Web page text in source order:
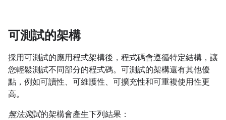
可測試的架構
採用可測試的應用程式架構後，程式碼會遵循特定結構，讓
您輕鬆測試不同部分的程式碼。可測試的架構還有其他優
點，例如可讀性、可維護性、可擴充性和可重複使用性更
高。
無法測試的架構會產生下列結果：